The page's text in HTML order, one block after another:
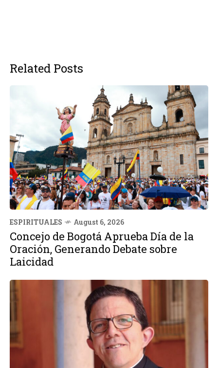
Related Posts
ESPIRITUALES August 6, 2026
Concejo de Bogotá Aprueba Día de la
Oración, Generando Debate sobre
Laicidad